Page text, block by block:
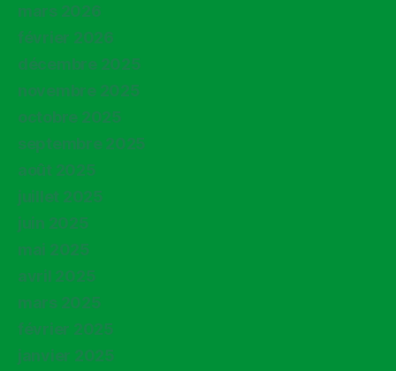
mars 2026
février 2026
décembre 2025
novembre 2025
octobre 2025
septembre 2025
août 2025
juillet 2025
juin 2025
mai 2025
avril 2025
mars 2025
février 2025
janvier 2025